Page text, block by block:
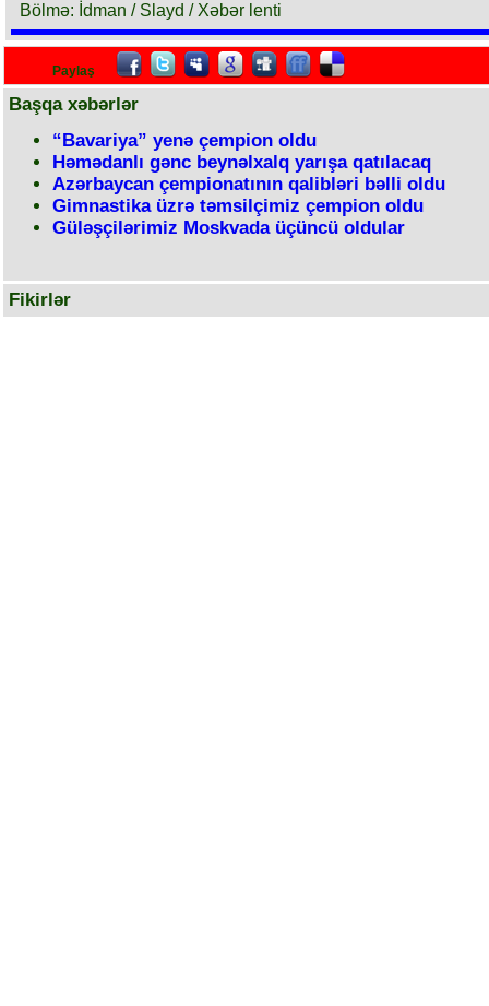
Bölmə: İdman / Slayd / Xəbər lenti
Paylaş
Başqa xəbərlər
“Bavariya” yenə çempion oldu
Həmədanlı gənc beynəlxalq yarışa qatılacaq
Azərbaycan çempionatının qalibləri bəlli oldu
Gimnastika üzrə təmsilçimiz çempion oldu
Güləşçilərimiz Moskvada üçüncü oldular
Fikirlər